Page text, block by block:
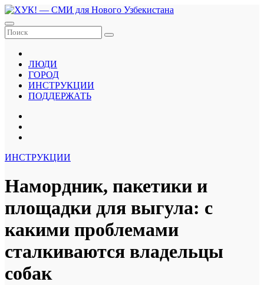
Перейти
к
содержанию
ЛЮДИ
ГОРОД
ИНСТРУКЦИИ
ПОДДЕРЖАТЬ
ИНСТРУКЦИИ
Намордник, пакетики и
площадки для выгула: с
какими проблемами
сталкиваются владельцы
собак